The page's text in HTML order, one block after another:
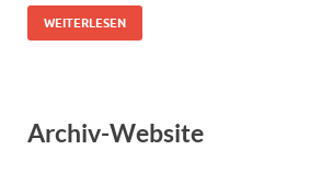
WEITERLESEN
Archiv-Website